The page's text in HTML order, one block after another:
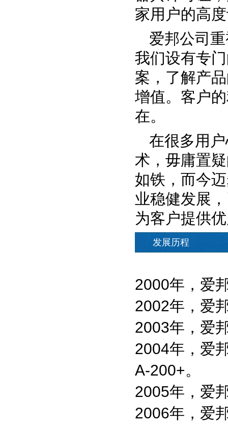
家用户的高
爱邦公司
我们设有专
案，了解产
增值。客户
在。
在很多用
术，毋庸置
如铁，而今
业稳健发展
为客户提供
发展历程
2000年，爱
2002年，爱
2003年，爱
2004年，爱
A-200+。
2005年，爱
2006年，爱